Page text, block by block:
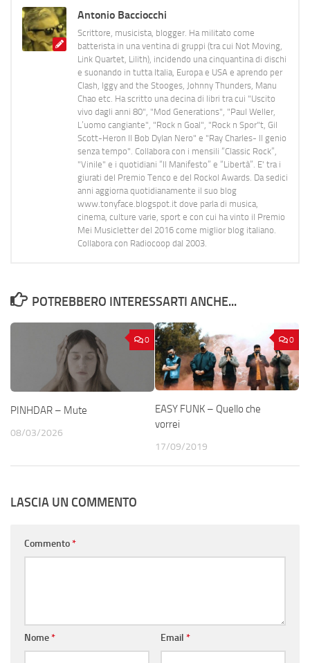
Antonio Bacciocchi
Scrittore, musicista, blogger. Ha militato come
batterista in una ventina di gruppi (tra cui Not Moving,
Link Quartet, Lilith), incidendo una cinquantina di dischi
e suonando in tutta Italia, Europa e USA e aprendo per
Clash, Iggy and the Stooges, Johnny Thunders, Manu
Chao etc. Ha scritto una decina di libri tra cui "Uscito
vivo dagli anni 80", "Mod Generations", "Paul Weller,
L’uomo cangiante", "Rock n Goal", "Rock n Spor"t, Gil
Scott-Heron Il Bob Dylan Nero" e "Ray Charles- Il genio
senza tempo". Collabora con i mensili “Classic Rock”,
"Vinile" e i quotidiani “Il Manifesto” e “Libertà”. E' tra i
giurati del Premio Tenco e del Rockol Awards. Da sedici
anni aggiorna quotidianamente il suo blog
www.tonyface.blogspot.it dove parla di musica,
cinema, culture varie, sport e con cui ha vinto il Premio
Mei Musicletter del 2016 come miglior blog italiano.
Collabora con Radiocoop dal 2003.
POTREBBERO INTERESSARTI ANCHE...
0
PINHDAR – Mute
08/03/2026
0
EASY FUNK – Quello che
vorrei
17/09/2019
LASCIA UN COMMENTO
Commento*
Nome* Email *